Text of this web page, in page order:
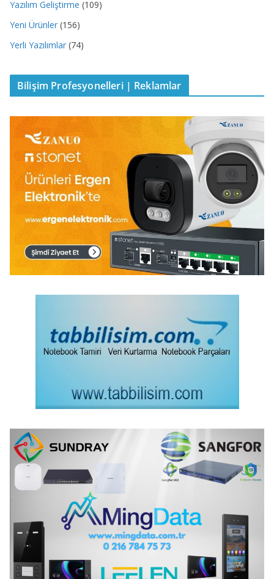
Yazılım Geliştirme (109)
Yeni Ürünler (156)
Yerli Yazılımlar (74)
Bilişim Profesyonelleri | Reklamlar